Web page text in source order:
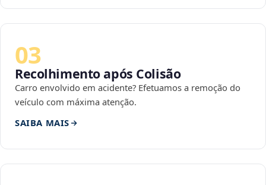
03
Recolhimento após Colisão
Carro envolvido em acidente? Efetuamos a remoção do
veículo com máxima atenção.
SAIBA MAIS